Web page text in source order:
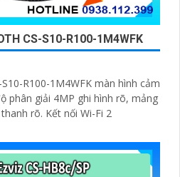
CS-S10-R100-1M4WFK
R100-1M4WFK màn hình cảm
phân giải 4MP ghi hình rõ, mảng
2 micrô và loa 3W cho âm thanh rõ. Kết nối Wi-Fi 2